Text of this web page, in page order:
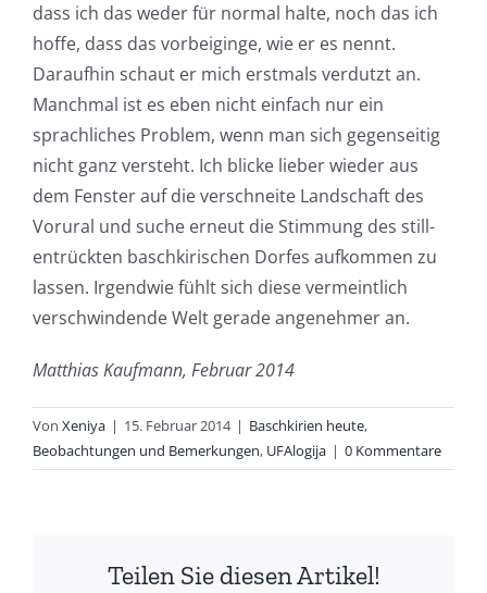
dass ich das weder für normal halte, noch das ich
hoffe, dass das vorbeiginge, wie er es nennt.
Daraufhin schaut er mich erstmals verdutzt an.
Manchmal ist es eben nicht einfach nur ein
sprachliches Problem, wenn man sich gegenseitig
nicht ganz versteht. Ich blicke lieber wieder aus
dem Fenster auf die verschneite Landschaft des
Vorural und suche erneut die Stimmung des still-
entrückten baschkirischen Dorfes aufkommen zu
lassen. Irgendwie fühlt sich diese vermeintlich
verschwindende Welt gerade angenehmer an.
Matthias Kaufmann, Februar 2014
Von Xeniya | 15. Februar 2014 | Baschkirien heute,
Beobachtungen und Bemerkungen, UFAlogija | 0 Kommentare
Teilen Sie diesen Artikel!